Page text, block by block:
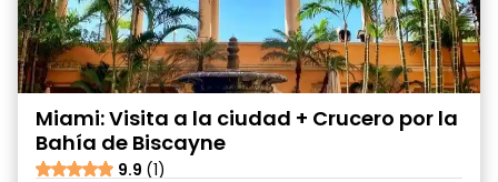
Miami: Visita a la ciudad + Crucero por la
Bahía de Biscayne
9.9 (1)